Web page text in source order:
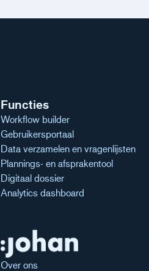
Functies
Workflow builder
Gebruikersportaal
Data verzamelen en vragenlijsten
Plannings- en afsprakentool
Digitaal dossier
Analytics dashboard
Over ons